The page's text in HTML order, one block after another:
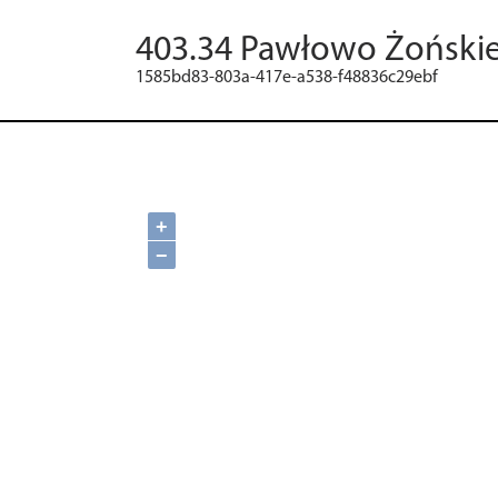
403.34 Pawłowo
1585bd83-803a-417e-a538-f48836c29ebf
+
−